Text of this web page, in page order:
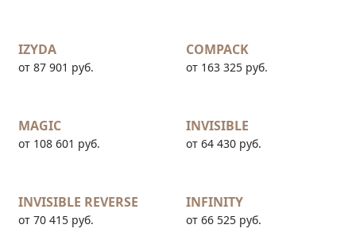
IZYDA
от 87 901 руб.
COMPACK
от 163 325 руб.
MAGIC
от 108 601 руб.
INVISIBLE
от 64 430 руб.
INVISIBLE REVERSE
от 70 415 руб.
INFINITY
от 66 525 руб.